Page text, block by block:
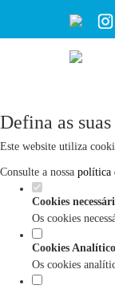
Defina as
Este website utiliza
Consulte a nossa política
Cookies
Os cookies
Cookies
Os cookies